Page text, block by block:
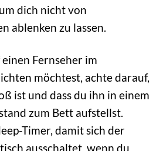
dich nicht von
ablenken zu lassen.
Fernseher im
möchtest, achte darauf,
ist und dass du ihn in einem
zum Bett aufstellst.
Timer, damit sich der
ausschaltet, wenn du